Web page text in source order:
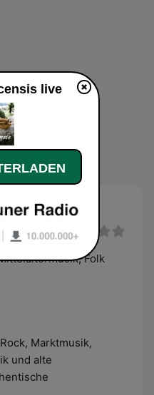
Live
Folk
Marktmusik,
und alte
live